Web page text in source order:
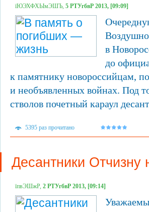
їЮЭХФХЫмЭШЪ, 5 РТУгбвР 2013, [09:09]
в
до
к памятнику новороссийцам,
и необъявленных войнах. Под
стволов почетный караул
5395 раз прочитано
Десантники Отчизну
їпвЭШжР, 2 РТУгбвР 2013, [09:14]